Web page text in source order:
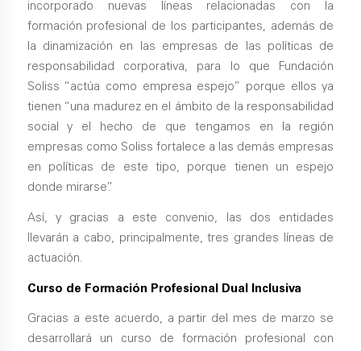
incorporado nuevas líneas relacionadas con la
formación profesional de los participantes, además de
la dinamización en las empresas de las políticas de
responsabilidad corporativa, para lo que Fundación
Soliss “actúa como empresa espejo” porque ellos ya
tienen “una madurez en el ámbito de la responsabilidad
social y el hecho de que tengamos en la región
empresas como Soliss fortalece a las demás empresas
en políticas de este tipo, porque tienen un espejo
donde mirarse”.
Así, y gracias a este convenio, las dos entidades
llevarán a cabo, principalmente, tres grandes líneas de
actuación.
Curso de Formación Profesional Dual Inclusiva
Gracias a este acuerdo, a partir del mes de marzo se
desarrollará un curso de formación profesional con